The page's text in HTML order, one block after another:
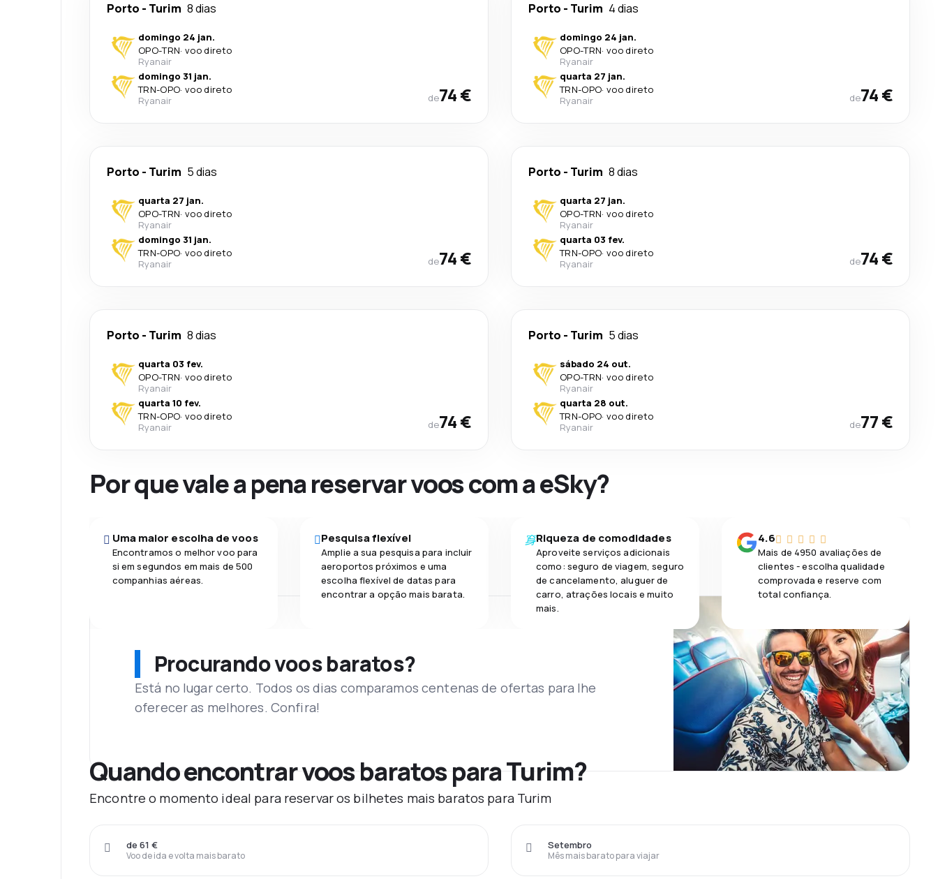
Porto - Turim 8 dias
domingo 24 jan.
OPO-TRN· voo direto
Ryanair
domingo 31 jan.
TRN-OPO· voo direto
Ryanair
de74 €
Porto - Turim 4 dias
domingo 24 jan.
OPO-TRN· voo direto
Ryanair
quarta 27 jan.
TRN-OPO· voo direto
Ryanair
de74 €
Porto - Turim 5 dias
quarta 27 jan.
OPO-TRN· voo direto
Ryanair
domingo 31 jan.
TRN-OPO· voo direto
Ryanair
de74 €
Porto - Turim 8 dias
quarta 27 jan.
OPO-TRN· voo direto
Ryanair
quarta 03 fev.
TRN-OPO· voo direto
Ryanair
de74 €
Porto - Turim 8 dias
quarta 03 fev.
OPO-TRN· voo direto
Ryanair
quarta 10 fev.
TRN-OPO· voo direto
Ryanair
de74 €
Porto - Turim 5 dias
sábado 24 out.
OPO-TRN· voo direto
Ryanair
quarta 28 out.
TRN-OPO· voo direto
Ryanair
de77 €
Por que vale a pena reservar voos com a eSky?
Uma maior escolha de voos
Encontramos o melhor voo para
si em segundos em mais de 500
companhias aéreas.
Pesquisa flexível
Amplie a sua pesquisa para incluir
aeroportos próximos e uma
escolha flexível de datas para
encontrar a opção mais barata.
Riqueza de comodidades
Aproveite serviços adicionais
como: seguro de viagem, seguro
de cancelamento, aluguer de
carro, atrações locais e muito
mais.
4.6
Mais de 4950 avaliações de
clientes - escolha qualidade
comprovada e reserve com
total confiança.
Procurando voos baratos?
Está no lugar certo. Todos os dias comparamos centenas de ofertas para lhe
oferecer as melhores. Confira!
Quando encontrar voos baratos para Turim?
Encontre o momento ideal para reservar os bilhetes mais baratos para Turim
Voo de ida e volta mais barato
de 61 €
Mês mais barato para viajar
Setembro